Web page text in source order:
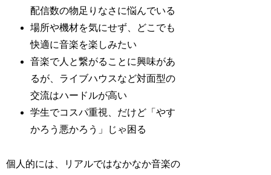
配信数の物足りなさに悩んでいる
場所や機材を気にせず、どこでも
快適に音楽を楽しみたい
音楽で人と繋がることに興味があ
るが、ライブハウスなど対面型の
交流はハードルが高い
学生でコスパ重視、だけど「やす
かろう悪かろう」じゃ困る
個人的には、リアルではなかなか音楽の